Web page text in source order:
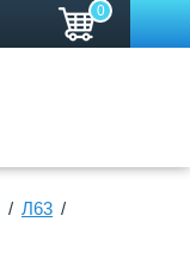
0
Л63